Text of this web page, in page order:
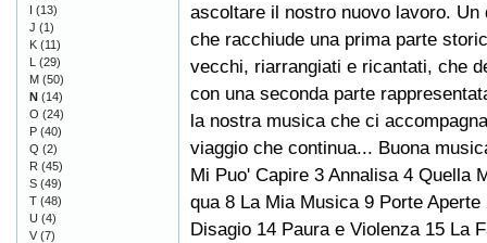
ascoltare il nostro nuovo lavoro. Un
che racchiude una prima parte
vecchi, riarrangiati e ricantati, che
con una seconda parte
la nostra musica che ci
viaggio che continua... Buona
Mi Puo' Capire 3 Annalisa 4 Quella
qua 8 La Mia Musica 9 Porte
Disagio 14 Paura e Violenza 15 La
I (13)
J (1)
K (11)
L (29)
M (50)
N (14)
O (24)
P (40)
Q (2)
R (45)
S (49)
T (48)
U (4)
V (7)